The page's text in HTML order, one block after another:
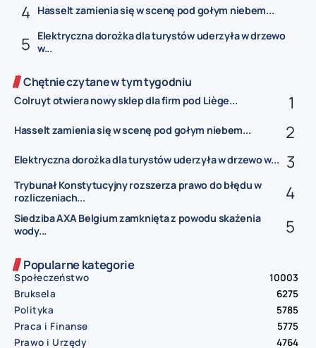
Hasselt zamienia się w scenę pod gołym niebem...
Elektryczna dorożka dla turystów uderzyła w drzewo
w...
Chętnie czytane w tym tygodniu
Colruyt otwiera nowy sklep dla firm pod Liège...
Hasselt zamienia się w scenę pod gołym niebem...
Elektryczna dorożka dla turystów uderzyła w drzewo w...
Trybunał Konstytucyjny rozszerza prawo do błędu w
rozliczeniach...
Siedziba AXA Belgium zamknięta z powodu skażenia
wody...
Popularne kategorie
Społeczeństwo
10003
Bruksela
6275
Polityka
5785
Praca i Finanse
5775
Prawo i Urzędy
4764